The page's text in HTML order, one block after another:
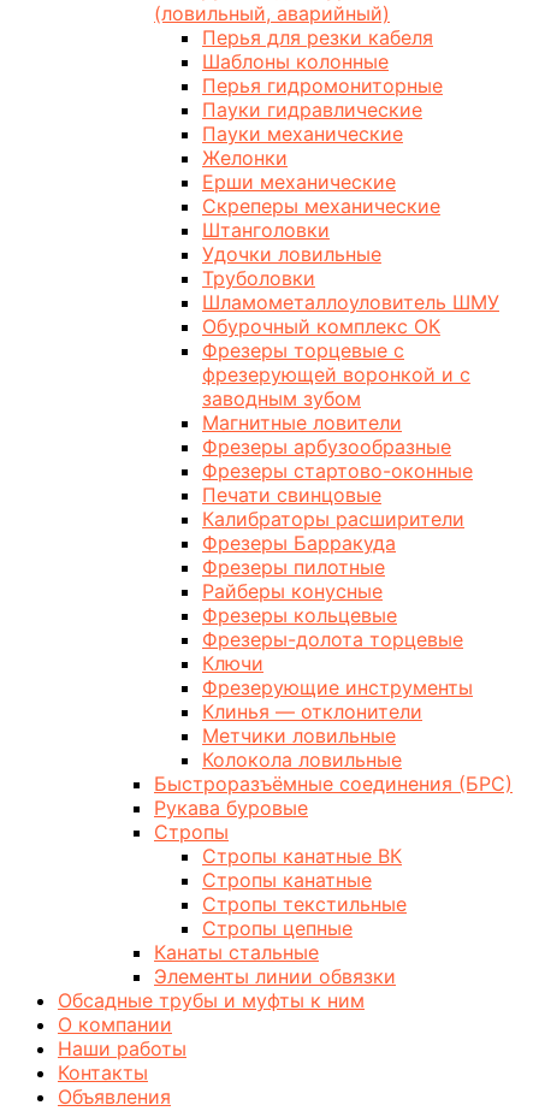
(ловильный, аварийный)
Перья для резки кабеля
Шаблоны колонные
Перья гидромониторные
Пауки гидравлические
Пауки механические
Желонки
Ерши механические
Скреперы механические
Штанголовки
Удочки ловильные
Труболовки
Шламометаллоуловитель ШМУ
Обурочный комплекс ОК
Фрезеры торцевые с
фрезерующей воронкой и с
заводным зубом
Магнитные ловители
Фрезеры арбузообразные
Фрезеры стартово-оконные
Печати свинцовые
Калибраторы расширители
Фрезеры Барракуда
Фрезеры пилотные
Райберы конусные
Фрезеры кольцевые
Фрезеры-долота торцевые
Ключи
Фрезерующие инструменты
Клинья — отклонители
Метчики ловильные
Колокола ловильные
Быстроразъёмные соединения (БРС)
Рукава буровые
Стропы
Стропы канатные ВК
Стропы канатные
Стропы текстильные
Стропы цепные
Канаты стальные
Элементы линии обвязки
Обсадные трубы и муфты к ним
О компании
Наши работы
Контакты
Объявления